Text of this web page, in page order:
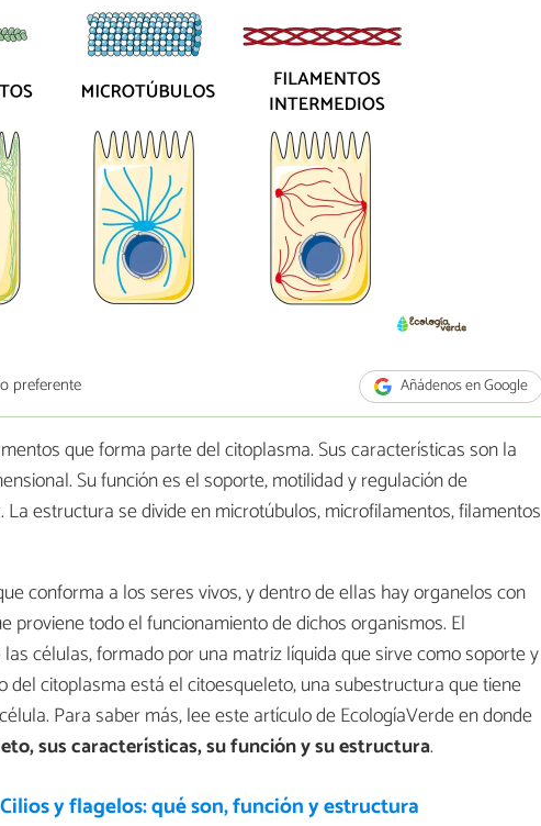
preferente Añádenos en Google
que forma parte del citoplasma. Sus características son la
Su función es el soporte, motilidad y regulación de
estructura se divide en microtúbulos, microfilamentos, filamentos
conforma a los seres vivos, y dentro de ellas hay organelos con
proviene todo el funcionamiento de dichos organismos. El
células, formado por una matriz líquida que sirve como soporte y
del citoplasma está el citoesqueleto, una subestructura que tiene
Para saber más, lee este artículo de EcologíaVerde en donde
sus características, su función y su estructura.
Cilios y flagelos: qué son, función y estructura